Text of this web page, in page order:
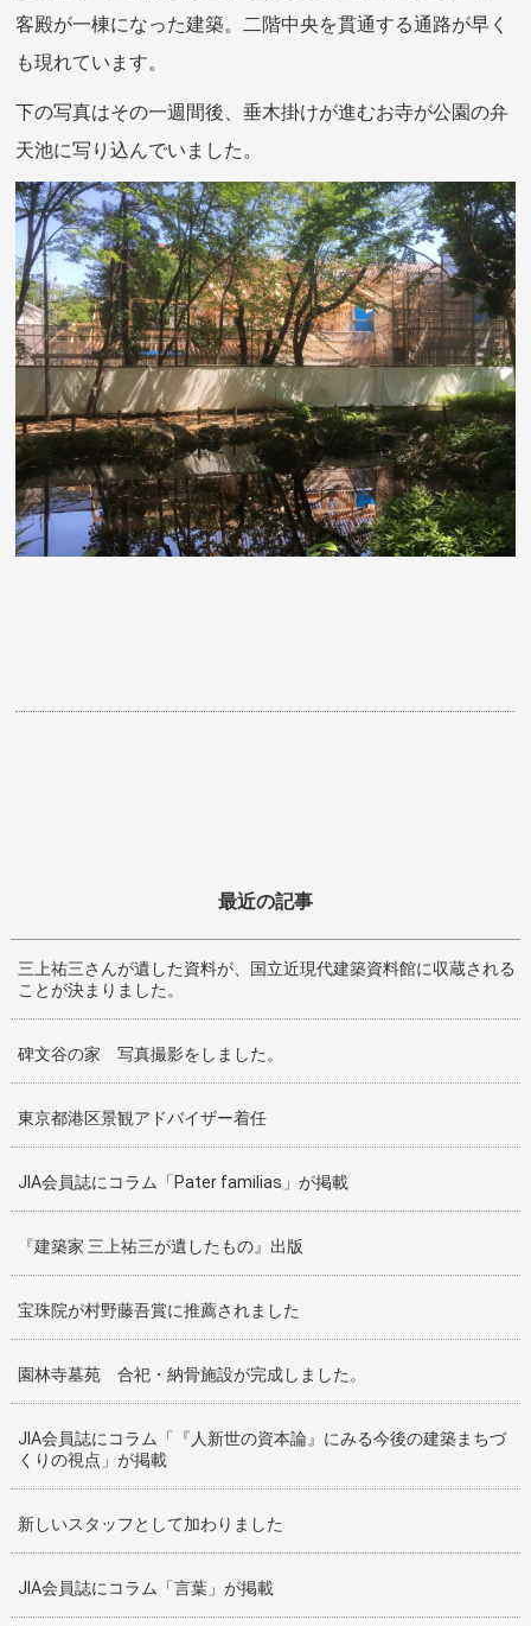
客殿が一棟になった建築。二階中央を貫通する通路が早く
も現れています。
下の写真はその一週間後、垂木掛けが進むお寺が公園の弁
天池に写り込んでいました。
最近の記事
三上祐三さんが遺した資料が、国立近現代建築資料館に収蔵される
ことが決まりました。
碑文谷の家 写真撮影をしました。
東京都港区景観アドバイザー着任
JIA会員誌にコラム「Pater familias」が掲載
『建築家 三上祐三が遺したもの』出版
宝珠院が村野藤吾賞に推薦されました
園林寺墓苑 合祀・納骨施設が完成しました。
JIA会員誌にコラム「『人新世の資本論』にみる今後の建築まちづ
くりの視点」が掲載
新しいスタッフとして加わりました
JIA会員誌にコラム「言葉」が掲載